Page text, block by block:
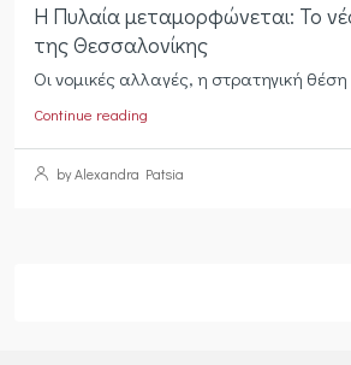
Η Πυλαία μεταμορφώνεται: Το
της Θεσσαλονίκης
Οι νομικές αλλαγές, η στρατηγική θέση
Continue reading
by Alexandra Patsia